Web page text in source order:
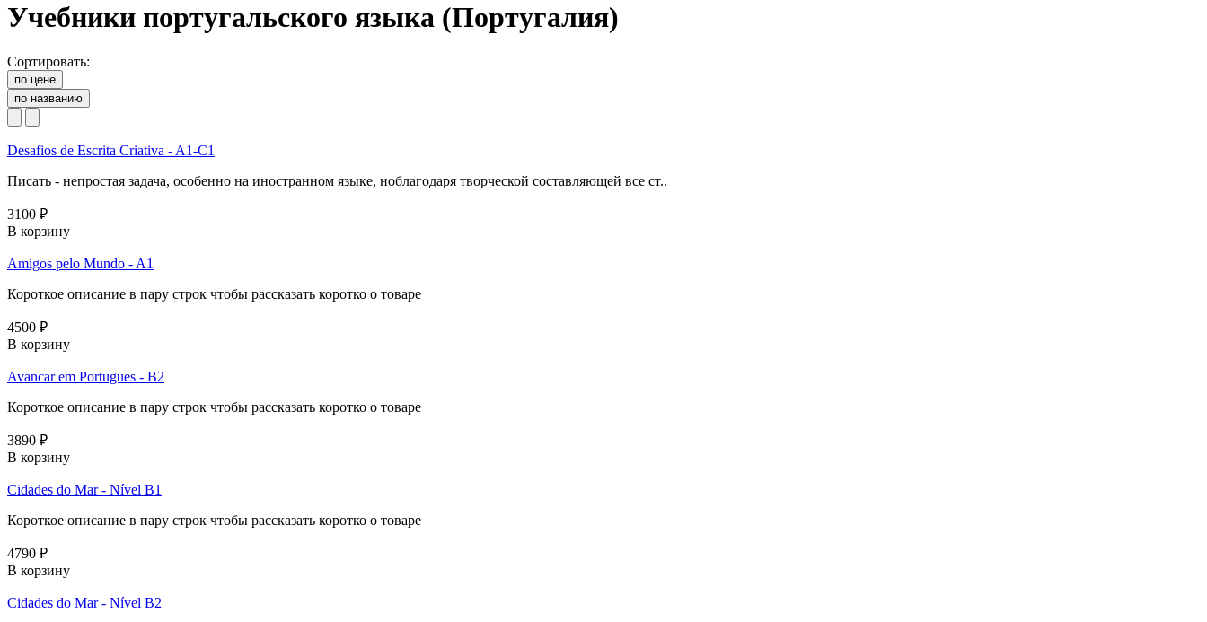
Учебники португальского языка (Португалия)
Сортировать:
по цене
по названию
Desafios de Escrita Criativa - A1-C1
Писать - непростая задача, особенно на иностранном языке, ноблагодаря творческой составляющей все ст..
3100 ₽
В корзину
Amigos pelo Mundo - A1
Короткое описание в пару строк чтобы рассказать коротко о товаре
4500 ₽
В корзину
Avancar em Portugues - B2
Короткое описание в пару строк чтобы рассказать коротко о товаре
3890 ₽
В корзину
Cidades do Mar - Nível B1
Короткое описание в пару строк чтобы рассказать коротко о товаре
4790 ₽
В корзину
Cidades do Mar - Nível B2